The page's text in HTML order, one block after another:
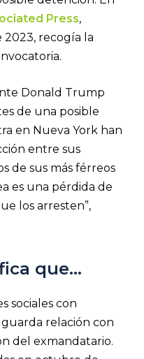
Press,
2023, recogía la
Donald Trump
de una posible
en Nueva York han
entre sus
de sus más férreos
es una pérdida de
los arresten”,
que…
sociales con
relación con
del exmandatario.